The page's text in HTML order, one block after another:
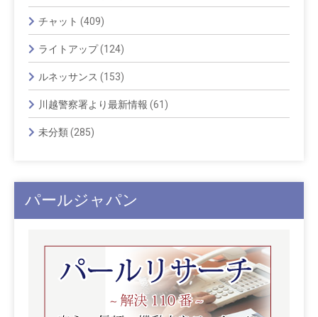
チャット (409)
ライトアップ(124)
ルネッサンス (153)
川越警察署より最新情報 (61)
未分類(285)
パールジャパン